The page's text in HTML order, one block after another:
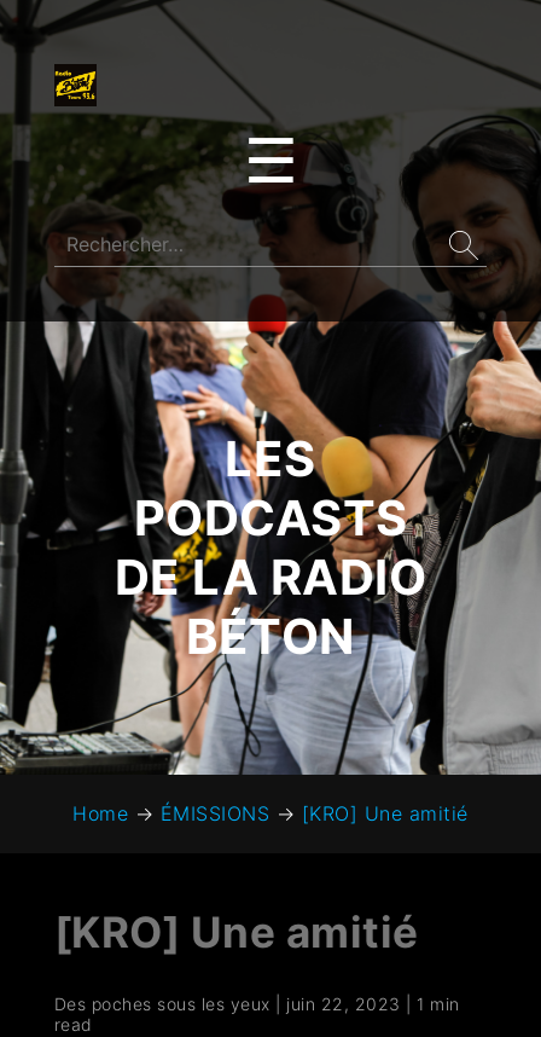
☰
LES
PODCASTS
DE LA RADIO
BÉTON
Home → ÉMISSIONS → [KRO] Une amitié
[KRO] Une amitié
Des poches sous les yeux juin 22, 2023
1 min
read